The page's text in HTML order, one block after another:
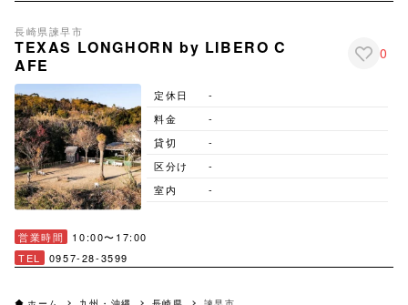
長崎県諫早市
TEXAS LONGHORN by LIBERO C
AFE
0
営業時間
10:00〜17:00
TEL
0957-28-3599
定休日
-
料金
-
貸切
-
区分け
-
室内
-